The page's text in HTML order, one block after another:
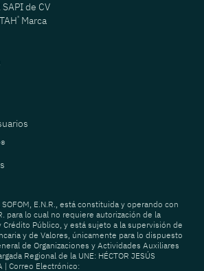
de CV
® Marca
SOFOM, E.N.R., está constituida y operando con
para lo cual no requiere autorización de la
Crédito Público, y está sujeto a la supervisión de
y de Valores, únicamente para lo dispuesto
de Organizaciones y Actividades Auxiliares
Regional de la UNE: HÉCTOR JESÚS
| Correo Electrónico: